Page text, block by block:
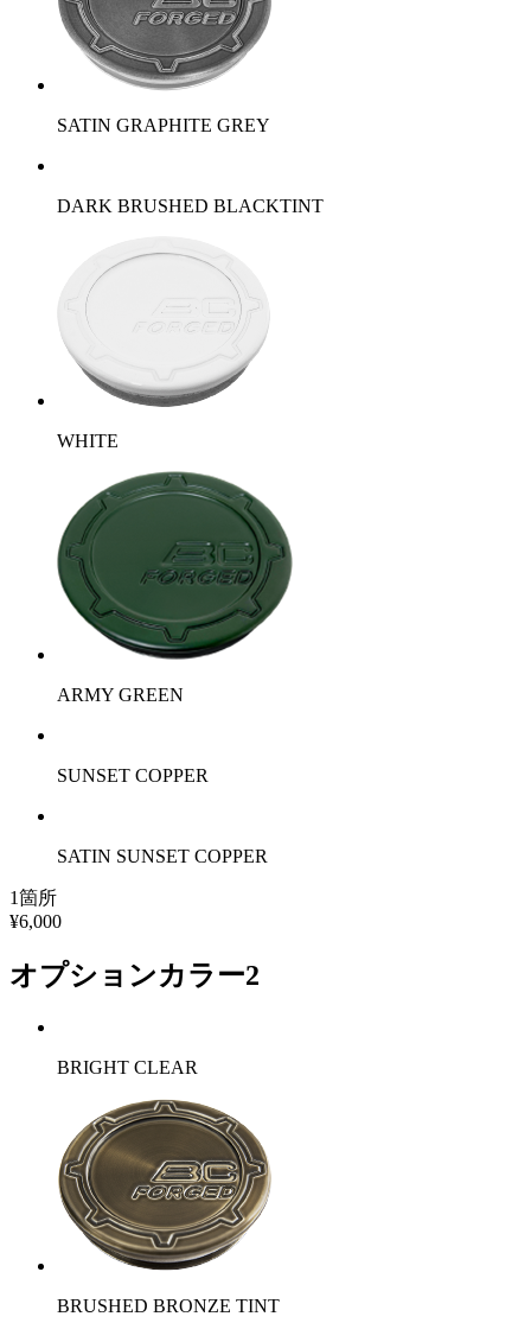
SATIN GRAPHITE GREY
DARK BRUSHED BLACKTINT
WHITE
ARMY GREEN
SUNSET COPPER
SATIN SUNSET COPPER
1箇所
¥6,000
オプションカラー2
BRIGHT CLEAR
BRUSHED BRONZE TINT